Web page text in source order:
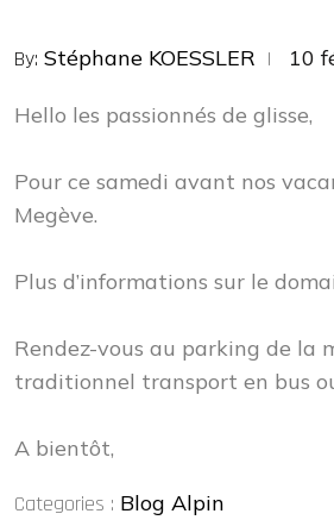
By: Stéphane KOESSLER 10
Hello les passionnés de glisse,
Pour ce samedi avant nos
Megève.
Plus d’informations sur le
Rendez-vous au parking de la
traditionnel transport en bus
A bientôt,
Categories
Categories : Blog Alpin